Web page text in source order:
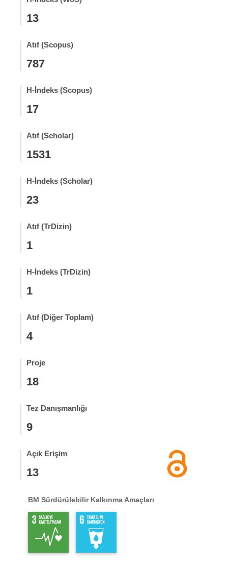
13
Atıf (Scopus)
787
H-İndeks (Scopus)
17
Atıf (Scholar)
1531
H-İndeks (Scholar)
23
Atıf (TrDizin)
1
H-İndeks (TrDizin)
1
Atıf (Diğer Toplam)
4
Proje
18
Tez Danışmanlığı
9
Açık Erişim
13
BM Sürdürülebilir Kalkınma Amaçları